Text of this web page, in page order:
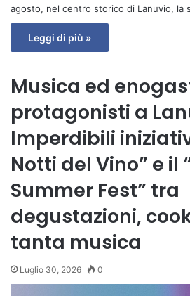
agosto, nel centro storico di Lanuvio, la
Leggi di più »
Musica ed
protagonisti a
Imperdibili
Notti del Vino” e il
Summer Fest” tra
degustazioni,
tanta musica
Luglio 30, 2026 0